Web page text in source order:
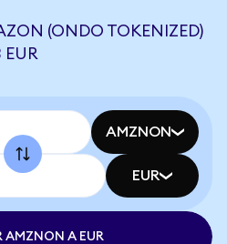
(ONDO TOKENIZED)
EUR
AMZNON
EUR
AMZNON A EUR